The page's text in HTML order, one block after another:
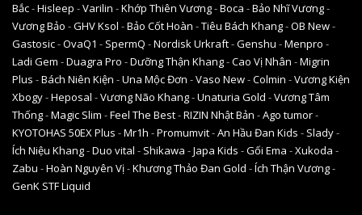
Bắc-Hisleep -Varilin -Khớp Thiên Vương-Boca -Bảo Nhĩ Vương-
Vương Bảo -GHV Ksol -Bảo Cốt Hoàn -Tiêu Bách Khang-OB New-
Gastosic-OvaQ1 - SpermQ -Nordisk Urkraft-Genshu -Menpro -
Ladi Gem -Duagra Pro -Dưỡng Thận Khang-Cao Vị Nhân -Migrin
Plus -Bách Niên Kiện -Una Mộc Đơn -Vaso New-Colmin -Vương Kiện
Xbogy-Heposal -Vương Não Khang-Unaturia Gold -Vương Tâm
Thống-Magic Slim -Feel The Best-RIZIN Nhật Bản -Ago tumor-
KYOTOHAS 50EX Plus -Mr1h -Promumvit-An Hầu Đan Kids - Slady-
Ích Niệu Khang-Duo vital - Shikawa -Japa Kids -Gối Ema -Xukoda -
Zabu -Hoàn Nguyên Vị-Khương Thảo Đan Gold -Ích Thận Vương-
GenK STF Liquid